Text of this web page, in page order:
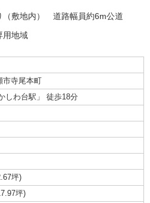
（敷地内） 道路幅員約6m公道
用地域
市寺尾本町
しわ台駅」 徒歩18分
坪)
坪)